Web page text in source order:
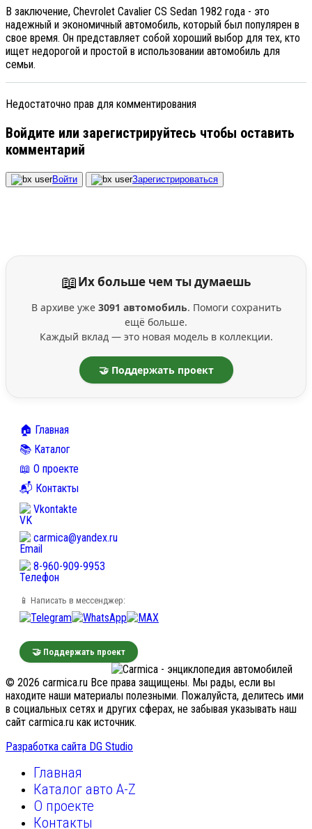
В заключение, Chevrolet Cavalier CS Sedan 1982 года - это
надежный и экономичный автомобиль, который был популярен в
свое время. Он представляет собой хороший выбор для тех, кто
ищет недорогой и простой в использовании автомобиль для
семьи.
Недостаточно прав для комментирования
Войдите или зарегистрируйтесь чтобы оставить
комментарий
Войти Зарегистрироваться
📖Их больше чем ты думаешь
В архиве уже 3091 автомобиль. Помоги сохранить
ещё больше.
Каждый вклад — это новая модель в коллекции.
🤝 Поддержать проект
🏠 Главная
📚 Каталог
📖 О проекте
📬 Контакты
Vkontakte
carmica@yandex.ru
8-960-909-9953
📱 Написать в мессенджер:
🤝 Поддержать проект
© 2026 carmica.ru Все права защищены. Мы рады, если вы
находите наши материалы полезными. Пожалуйста, делитесь ими
в социальных сетях и других сферах, не забывая указывать наш
сайт carmica.ru как источник.
Разработка сайта DG Studio
Главная
Каталог авто A-Z
О проекте
Контакты